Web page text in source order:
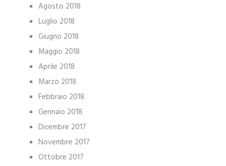
Agosto 2018
Luglio 2018
Giugno 2018
Maggio 2018
Aprile 2018
Marzo 2018
Febbraio 2018
Gennaio 2018
Dicembre 2017
Novembre 2017
Ottobre 2017